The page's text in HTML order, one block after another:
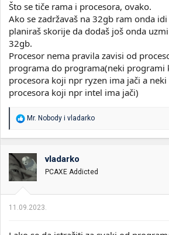
Što se tiče rama i procesora, ovako.
Ako se zadržavaš na 32gb ram onda
planiraš skorije da dodaš još onda
32gb.
Procesor nema pravila zavisi od
programa do programa(neki programi
procesora koji npr ryzen ima jači a
procesora koji npr intel ima jači)
R
a
o
v
a
n
:
Mr. Nobody i vladarko
vladarko
PCAXE Addicted
11.09.2023.